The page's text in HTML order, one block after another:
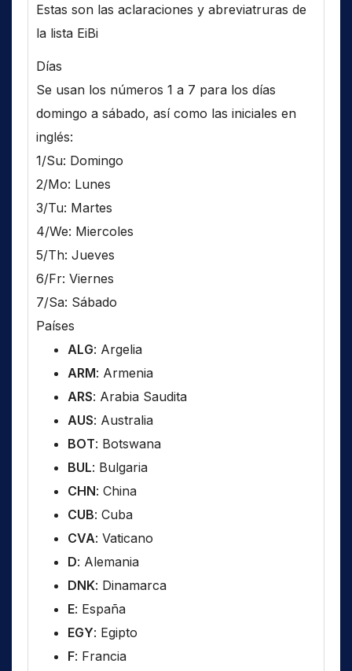
Estas son las aclaraciones y abreviatruras de
la lista EiBi
Días
Se usan los números 1 a 7 para los días
domingo a sábado, así como las iniciales en
inglés:
1/Su: Domingo
2/Mo: Lunes
3/Tu: Martes
4/We: Miercoles
5/Th: Jueves
6/Fr: Viernes
7/Sa: Sábado
Países
ALG: Argelia
ARM: Armenia
ARS: Arabia Saudita
AUS: Australia
BOT: Botswana
BUL: Bulgaria
CHN: China
CUB: Cuba
CVA: Vaticano
D: Alemania
DNK: Dinamarca
E: España
EGY: Egipto
F: Francia